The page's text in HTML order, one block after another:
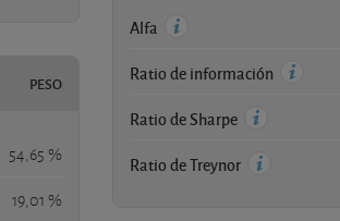
PESO
54,65 %
19,01 %
Alfa
Ratio de información
Ratio de Sharpe
Ratio de Treynor